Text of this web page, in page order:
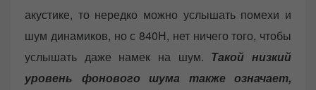
акустике, то нередко можно услышать помехи и
шум динамиков, но с 840Н, нет ничего того, чтобы
услышать даже намек на шум. Такой низкий
уровень фонового шума также означает,